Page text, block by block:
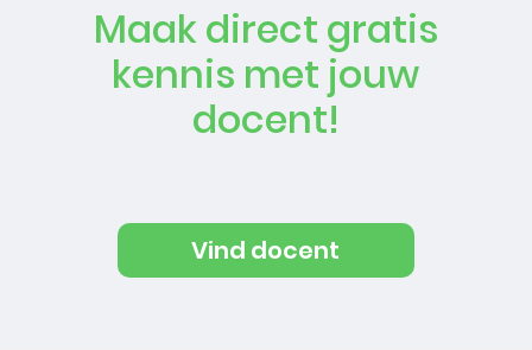
Maak direct gratis
kennis met jouw
docent!
Vind docent